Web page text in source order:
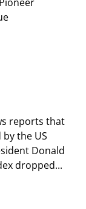
reports that
the US
Donald
dropped...